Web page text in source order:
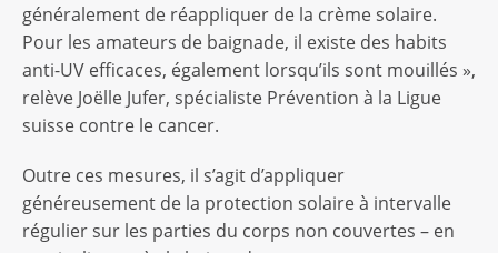
généralement de réappliquer de la crème solaire.
Pour les amateurs de baignade, il existe des habits
anti-UV efficaces, également lorsqu’ils sont mouillés »,
relève Joëlle Jufer, spécialiste Prévention à la Ligue
suisse contre le cancer.
Outre ces mesures, il s’agit d’appliquer
généreusement de la protection solaire à intervalle
régulier sur les parties du corps non couvertes – en